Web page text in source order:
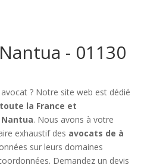
- 01130
? Notre site web est dédié
la France et
. Nous avons à votre
exhaustif des avocats de à
sur leurs domaines
Demandez un devis